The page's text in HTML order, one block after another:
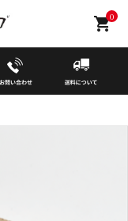
0
shopping_cart